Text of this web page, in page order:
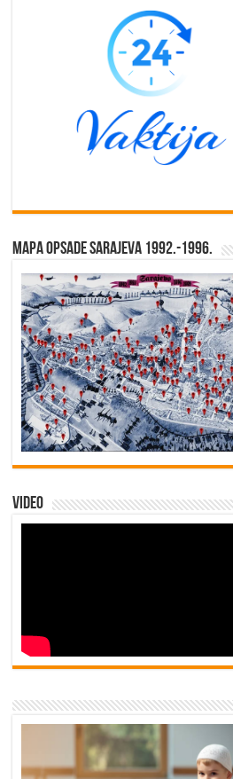
Mapa opsade Sarajeva 1992.-1996.
Video